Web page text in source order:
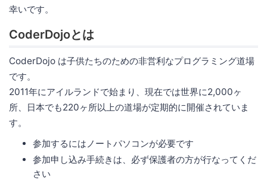
幸いです。
CoderDojoとは
CoderDojo は子供たちのための非営利なプログラミング道場
です。
2011年にアイルランドで始まり、現在では世界に2,000ヶ
所、日本でも220ヶ所以上の道場が定期的に開催されていま
す。
参加するにはノートパソコンが必要です
参加申し込み手続きは、必ず保護者の方が行なってくだ
さい